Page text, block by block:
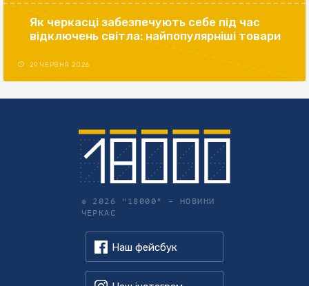
Як черкасці забезпечують себе під час
відключень світла: найпопулярніші товари
29 ЧЕРВНЯ 2026
© 2026 "18000" – НОВИНИ
ЧЕРКАС
Наш фейсбук